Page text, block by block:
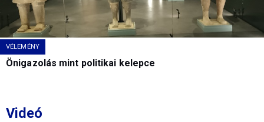
VÉLEMÉNY
Önigazolás mint politikai kelepce
Videó